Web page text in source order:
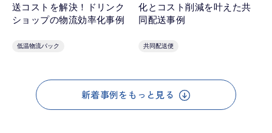
送コストを解決！ドリンク
ショップの物流効率化事例
低温物流パック
化とコスト削減を叶えた共
同配送事例
共同配送便
新着事例をもっと見る